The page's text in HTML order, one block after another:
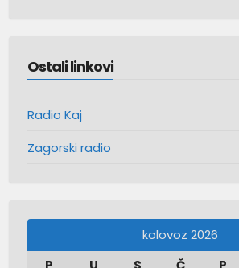
Ostali linkovi
Radio Kaj
Zagorski radio
kolovoz 2026